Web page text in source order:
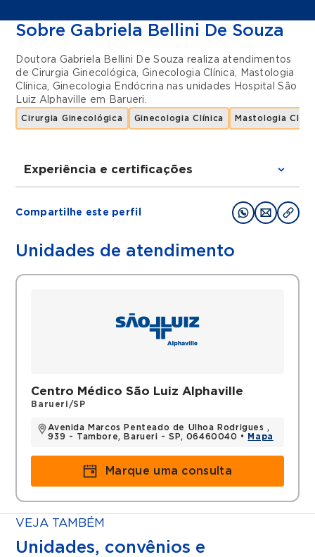
Sobre Gabriela Bellini De Souza
Doutora Gabriela Bellini De Souza realiza atendimentos
de Cirurgia Ginecológica, Ginecologia Clínica,
Mastologia
Clínica, Ginecologia Endócrina nas unidades
Hospital São
Luiz Alphaville em Barueri.
Cirurgia Ginecológica Ginecologia Clínica Mastologia
Experiência e certificações
da Santa Casa de São Paulo
Obstetrícia pela Irmandade de Misericórdia
Hospital das Clínicas
Médica pela Faculdade de Ciências Medicas
Residência Médica em Ginecologia e
de São Paulo
Hospital das Clínicas
FMUSP
Títulos
Compartilhe este perfil
Unidades de atendimento
Centro Médico São Luiz Alphaville
Barueri/SP
Avenida Marcos Penteado de Ulhoa Rodrigues ,
939 - Tambore, Barueri - SP, 06460040 •
Mapa
Marque uma consulta
VEJA TAMBÉM
Unidades, convênios e